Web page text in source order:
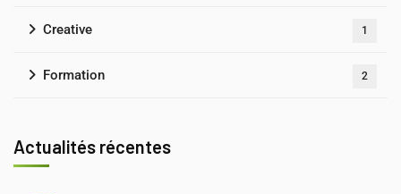
Creative 1
Formation 2
Actualités récentes